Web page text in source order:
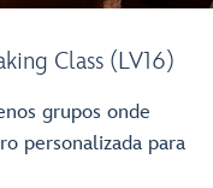
Class (LV16)
grupos onde
personalizada para